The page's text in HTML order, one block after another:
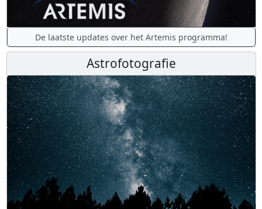
De laatste updates over het Artemis programma!
Astrofotografie